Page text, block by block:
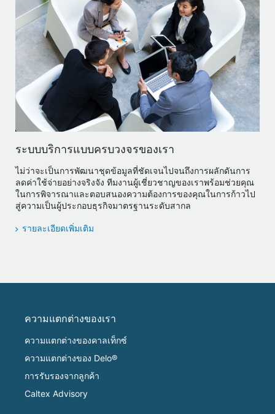
ระบบบริการแบบครบวงจรของเรา
ไม่ว่าจะเป็นการพัฒนาชุดข้อมูลที่ชัดเจนไปจนถึงการผลักดันการ
ลดค่าใช้จ่ายอย่างจริงจัง ทีมงานผู้เชี่ยวชาญของเราพร้อมช่วยคุณ
ในการพิจารณาและตอบสนองความต้องการของคุณในการก้าวไป
สู่ความเป็นผู้ประกอบธุรกิจมาตรฐานระดับสากล
รายละเอียดเพิ่มเติม
ความแตกต่างของเรา
ความแตกต่างของคาลเท็กซ์
ความแตกต่างของ Delo®
การรับรองจากลูกค้า
Caltex Advisory